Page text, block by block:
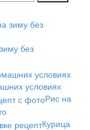
без
условиях
Рис на
Курица